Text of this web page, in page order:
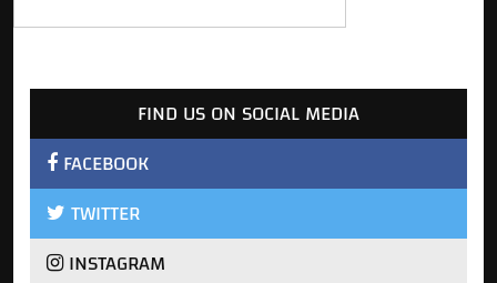
FIND US ON SOCIAL MEDIA
FACEBOOK
TWITTER
INSTAGRAM